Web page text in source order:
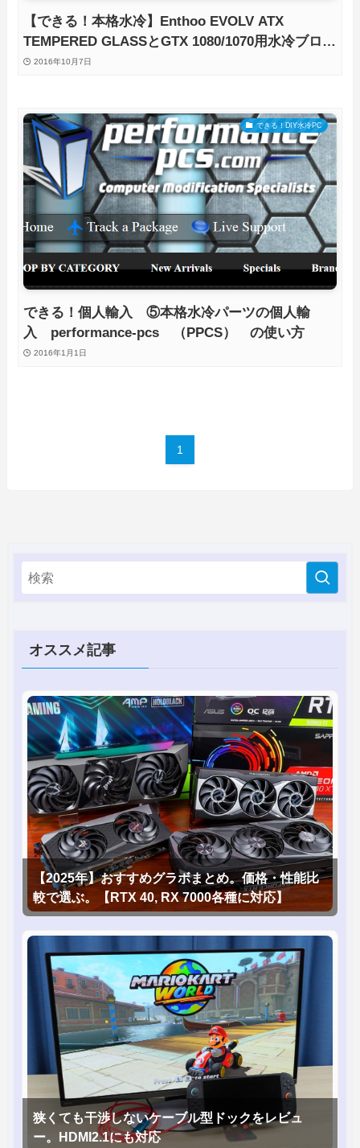
【できる！本格水冷】Enthoo EVOLV ATX
TEMPERED GLASSとGTX 1080/1070用水冷ブロッ
クPhanteks Glacierで魅せるLED水冷PC
2016年10月7日
できる！DIY水冷PC
できる！個人輸入 ⑤本格水冷パーツの個人輸
入 performance-pcs （PPCS） の使い方
2016年1月1日
1
オススメ記事
【2025年】おすすめグラボまとめ。価格・性能比
較で選ぶ。【RTX 40, RX 7000各種に対応】
狭くても干渉しないケーブル型ドックをレビュ
ー。HDMI2.1にも対応